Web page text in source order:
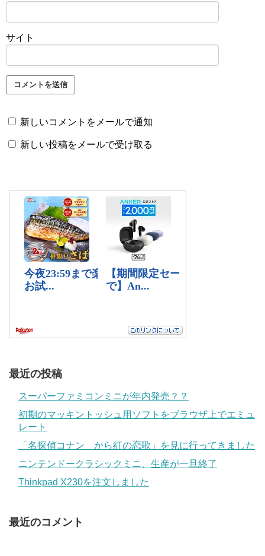
サイト
新しいコメントをメールで通知
新しい投稿をメールで受け取る
最近の投稿
スーパーファミコンミニが年内発売？？
初期のマッキントッシュ用ソフトをブラウザ上でエミュ
レート
「名探偵コナン から紅の恋歌」を見に行ってきました
ニンテンドークラシックミニ、生産が一旦終了
Thinkpad X230を注文しました
最近のコメント